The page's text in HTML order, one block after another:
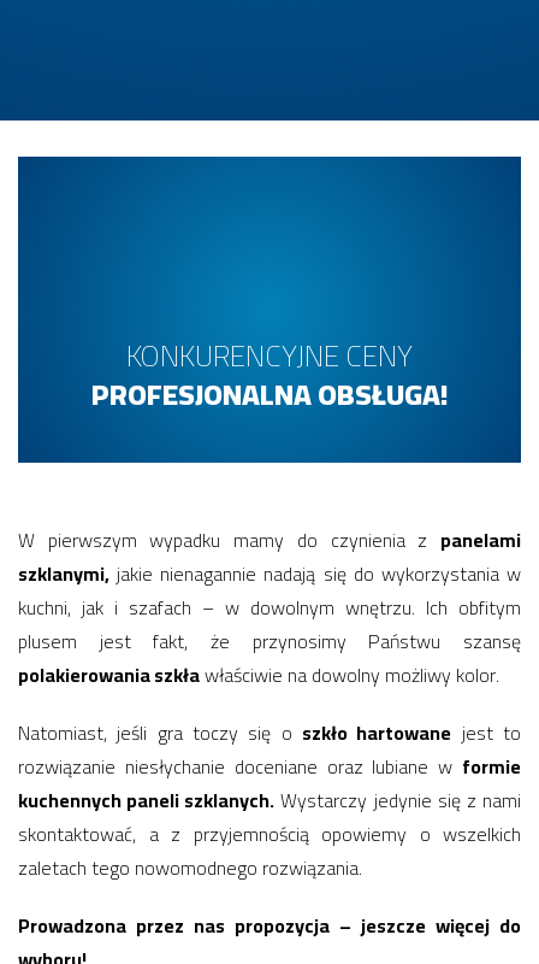
KONKURENCYJNE CENY
PROFESJONALNA OBSŁUGA!
W pierwszym wypadku mamy do czynienia z panelami
szklanymi,jakie nienagannie nadają się do wykorzystania w
kuchni, jak i szafach – w dowolnym wnętrzu. Ich obfitym
plusem jest fakt, że przynosimy Państwu szansę
polakierowania szkławłaściwie na dowolny możliwy kolor.
Natomiast, jeśli gra toczy się o szkło hartowane jest to
rozwiązanie niesłychanie doceniane oraz lubiane w formie
kuchennych paneli szklanych.Wystarczy jedynie się z nami
skontaktować, a z przyjemnością opowiemy o wszelkich
zaletach tego nowomodnego rozwiązania.
Prowadzona przez nas propozycja – jeszcze więcej do